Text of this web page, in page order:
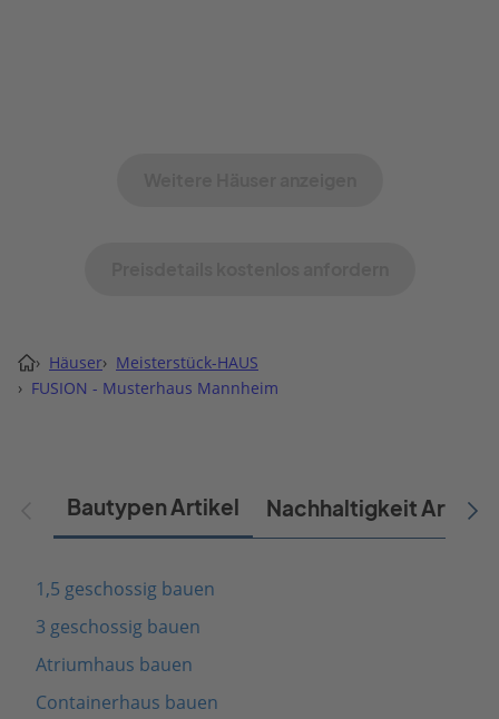
› Häuser› Meisterstück-HAUS
› FUSION - Musterhaus Mannheim
Bautypen Artikel Nachhaltigkeit Artikel
1,5 geschossig bauen
3 geschossig bauen
Atriumhaus bauen
Containerhaus bauen